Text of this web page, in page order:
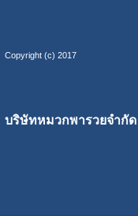
Copyright (c) 2017
บริษัทหมวกพารวยจำกัด